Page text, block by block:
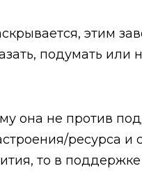
этим
подумать или
она не против
ресурса
то в